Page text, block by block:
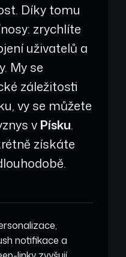
Díky tomu
zrychlíte
uživatelů a
My se
záležitosti
vy se můžete
v Písku.
získáte
notifikace a